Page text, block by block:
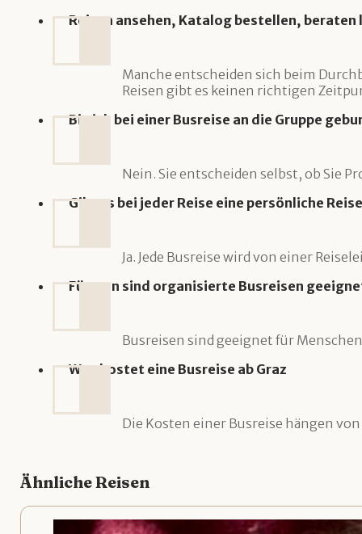
Reisen ansehen, Katalog bestellen, beraten
Manche entscheiden sich beim
Reisen gibt es keinen richtigen
Bin ich bei einer Busreise an die Gruppe
Nein. Sie entscheiden selbst, ob Sie
Gibt es bei jeder Reise eine persönliche
Ja. Jede Busreise wird von einer
Für wen sind organisierte Busreisen
Busreisen sind geeignet für
Was kostet eine Busreise ab Graz
Die Kosten einer Busreise hängen
Ähnliche Reisen